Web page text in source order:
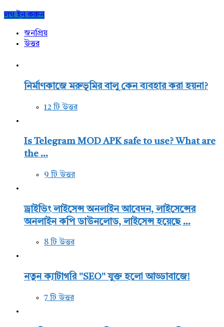
Sidebar
লগ ইন করুন
জনপ্রিয়
উত্তর
নির্মাণকাজে মরুভূমির বালু কেন ব্যবহার করা হয়না?
12 টি উত্তর
Is Telegram MOD APK safe to use? What are
the ...
9 টি উত্তর
ড্রাইভিং লাইসেন্স অনলাইন আবেদন, লাইসেন্সের
অনলাইন কপি ডাউনলোড, লাইসেন্স হয়েছে ...
8 টি উত্তর
নতুন ক্যাটাগরি "SEO" যুক্ত হলো আড্ডাবাজে!
7 টি উত্তর